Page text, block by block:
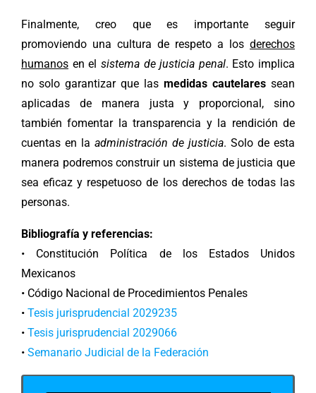
Finalmente, creo que es importante seguir
promoviendo una cultura de respeto a los derechos
humanos en el sistema de justicia penal. Esto implica
no solo garantizar que las medidas cautelares sean
aplicadas de manera justa y proporcional, sino
también fomentar la transparencia y la rendición de
cuentas en la administración de justicia. Solo de esta
manera podremos construir un sistema de justicia que
sea eficaz y respetuoso de los derechos de todas las
personas.
Bibliografía y referencias:
• Constitución Política de los Estados Unidos
Mexicanos
• Código Nacional de Procedimientos Penales
• Tesis jurisprudencial 2029235
• Tesis jurisprudencial 2029066
• Semanario Judicial de la Federación